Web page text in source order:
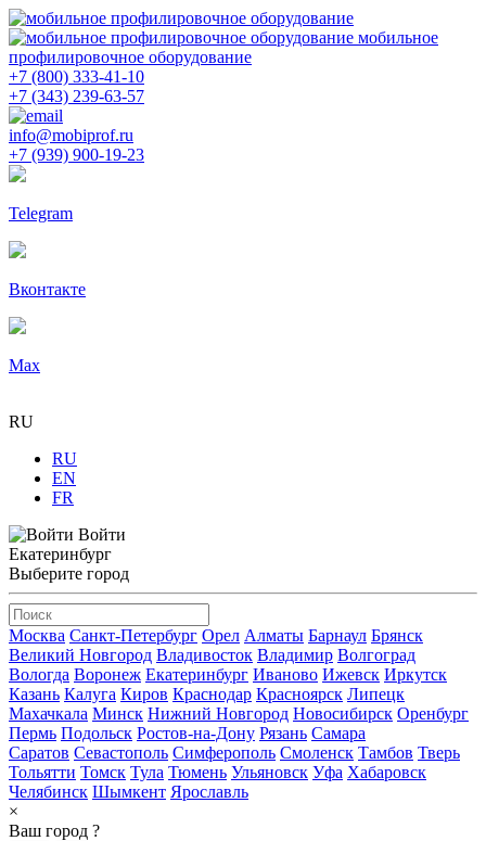
мобильное
профилировочное оборудование
+7 (800) 333-41-10
+7 (343) 239-63-57
info@mobiprof.ru
+7 (939) 900-19-23
Telegram
Вконтакте
Max
RU
RU
EN
FR
Войти
Екатеринбург
Выберите город
Москва Санкт-Петербург Орел Алматы Барнаул Брянск
Великий Новгород Владивосток Владимир Волгоград
Вологда Воронеж Екатеринбург Иваново Ижевск Иркутск
Казань Калуга Киров Краснодар Красноярск Липецк
Махачкала Минск Нижний Новгород Новосибирск Оренбург
Пермь Подольск Ростов-на-Дону Рязань Самара
Саратов Севастополь Симферополь Смоленск Тамбов Тверь
Тольятти Томск Тула Тюмень Ульяновск Уфа Хабаровск
Челябинск Шымкент Ярославль
×
Ваш город ?